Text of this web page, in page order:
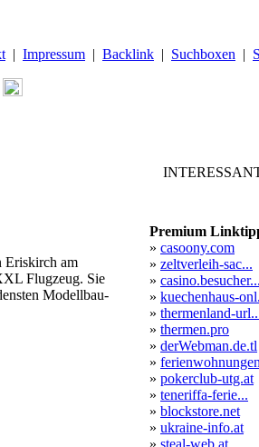
| Impressum | Backlink | Suchboxen |
Eriskirch am
Flugzeug. Sie
Modellbau-
Premium
» casoony.com
» zeltverleih-sac...
» casino.besucher...
» kuechenhaus-
» thermenland-
» thermen.pro
» derWebman.de.tl
»
» pokerclub-utg.at
» teneriffa-ferie...
» blockstore.net
» ukraine-info.at
» steal-web.at